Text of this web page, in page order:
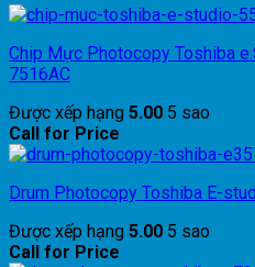
Chip Mực Photocopy Toshiba
7516AC
Được xếp hạng 5.00 5 sao
Call for Price
Drum Photocopy Toshiba E-
Được xếp hạng 5.00 5 sao
Call for Price